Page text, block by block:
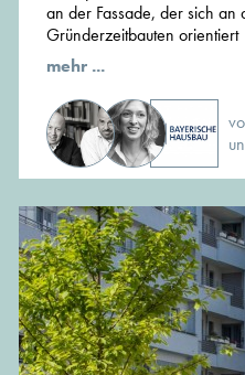
an der Fassade, der sich an
Gründerzeitbauten orientiert
mehr ...